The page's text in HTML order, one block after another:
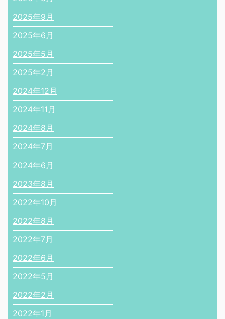
2025年9月
2025年6月
2025年5月
2025年2月
2024年12月
2024年11月
2024年8月
2024年7月
2024年6月
2023年8月
2022年10月
2022年8月
2022年7月
2022年6月
2022年5月
2022年2月
2022年1月